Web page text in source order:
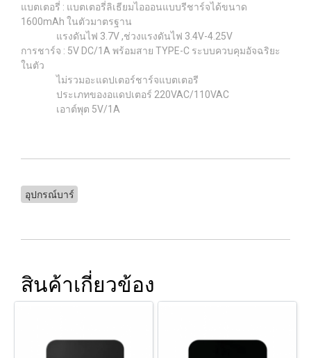
แบตเตอรี่ : แบตเตอรี่ลิเธียมไอออนแบบรีชาร์จได้ขนาด
1600mAh ในตัวมาตรฐาน
แรงดันไฟ 3.7V ,ช่วงแรงดันไฟ 3.4V-4.25V
การชาร์จ : 5V DC/1A พร้อมสาย TYPE-C ระบบควบคุมอัจฉริยะ
ในตัว
ไม่รวมอะแดปเตอร์ชาร์จแบตเตอรี
ประเภทของอแดปเตอร์ 220VAC/110VAC
เอาต์พุต 5V/1A
อุปกรณ์บาร์
สินค้าเกี่ยวข้อง